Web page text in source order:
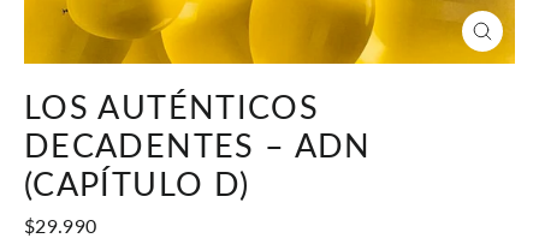
(ESC)
LOS AUTÉNTICOS
DECADENTES – ADN
(CAPÍTULO D)
Precio
$29.990